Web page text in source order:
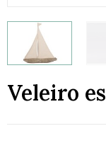
Veleiro